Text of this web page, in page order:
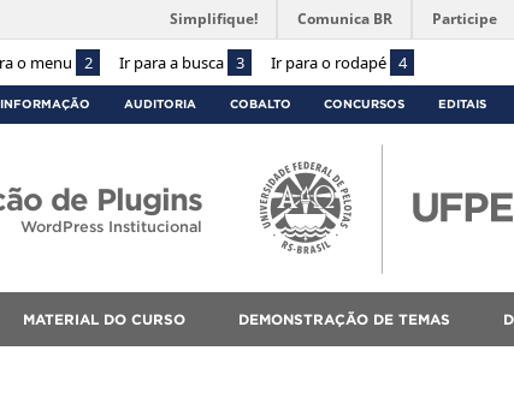
o menu 2 Ir para a busca 3 Ir para o rodapé 4
Simplifique! Comunica BR Participe
AUDITORIA COBALTO CONCURSOS EDITAIS
de Plugins
WordPress Institucional
MATERIAL DO CURSO DEMONSTRAÇÃO DE TEMAS